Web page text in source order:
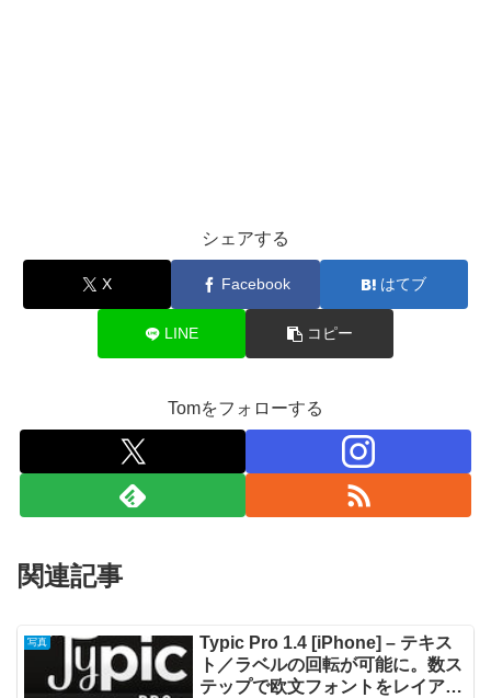
シェアする
X Facebook はてブ
LINE コピー
Tomをフォローする
関連記事
写真
Typic Pro 1.4 [iPhone] – テキス
ト／ラベルの回転が可能に。数ス
テップで欧文フォントをレイアウ